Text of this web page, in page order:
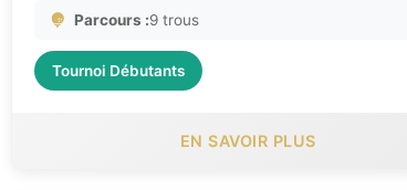
Parcours :9 trous
Tournoi Débutants
EN SAVOIR PLUS